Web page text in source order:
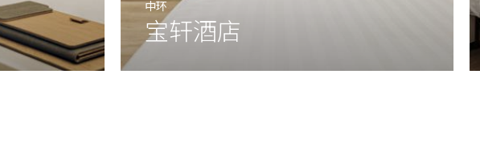
中环
宝轩酒店